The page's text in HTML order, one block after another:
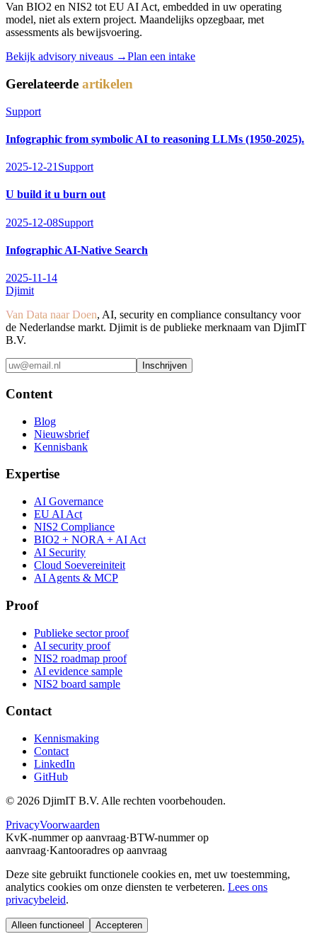
Van BIO2 en NIS2 tot EU AI Act, embedded in uw operating
model, niet als extern project. Maandelijks opzegbaar, met
assessments als bewijsvoering.
Bekijk advisory niveaus →Plan een intake
Gerelateerde artikelen
Support
Infographic from symbolic AI to reasoning LLMs (1950-2025).
2025-12-21 Support
U build it u burn out
2025-12-08Support
Infographic AI-Native Search
2025-11-14
Djimit
Van Data naar Doen, AI, security en compliance consultancy voor
de Nederlandse markt. Djimit is de publieke merknaam van DjimIT
B.V.
Inschrijven
Content
Blog
Nieuwsbrief
Kennisbank
Expertise
AI Governance
EU AI Act
NIS2 Compliance
BIO2 + NORA + AI Act
AI Security
Cloud Soevereiniteit
AI Agents & MCP
Proof
Publieke sector proof
AI security proof
NIS2 roadmap proof
AI evidence sample
NIS2 board sample
Contact
Kennismaking
Contact
LinkedIn
GitHub
© 2026 DjimIT B.V. Alle rechten voorbehouden.
PrivacyVoorwaarden
KvK-nummer op aanvraag·BTW-nummer op
aanvraag·Kantooradres op aanvraag
Deze site gebruikt functionele cookies en, met uw toestemming,
analytics cookies om onze diensten te verbeteren. Lees ons
privacybeleid.
Alleen functioneel Accepteren